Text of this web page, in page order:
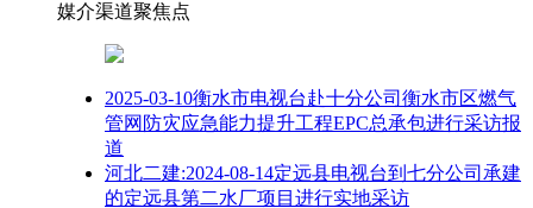
媒介渠道聚焦点
2025-03-10衡水市电视台赴十分公司衡水市区燃气
管网防灾应急能力提升工程EPC总承包进行采访报
道
河北二建:2024-08-14定远县电视台到七分公司承建
的定远县第二水厂项目进行实地采访